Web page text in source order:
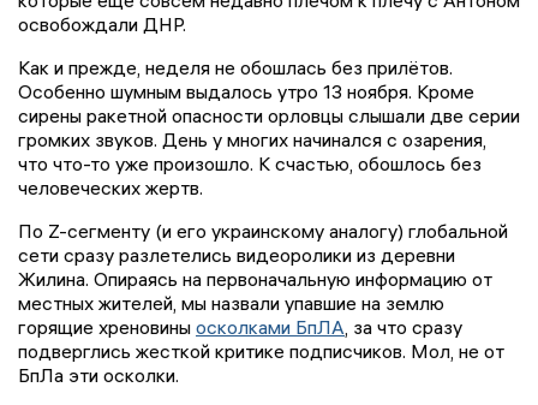
освобождали ДНР.
Как и прежде, неделя не обошлась без прилётов.
Особенно шумным выдалось утро 13 ноября. Кроме
сирены ракетной опасности орловцы слышали две серии
громких звуков. День у многих начинался с озарения,
что что-то уже произошло. К счастью, обошлось без
человеческих жертв.
По Z-сегменту (и его украинскому аналогу) глобальной
сети сразу разлетелись видеоролики из деревни
Жилина. Опираясь на первоначальную информацию от
местных жителей, мы назвали упавшие на землю
горящие хреновины осколками БпЛА, за что сразу
подверглись жесткой критике подписчиков. Мол, не от
БпЛа эти осколки.